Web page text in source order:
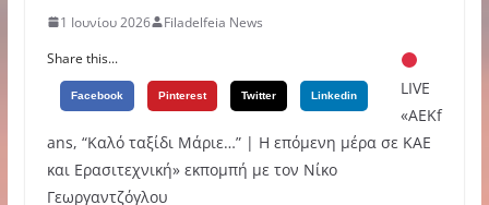
1 Ιουνίου 2026
Filadelfeia News
Share this...
Facebook Pinterest Twitter Linkedin
LIVE
«ΑΕΚf
ans, “Καλό ταξίδι Μάριε…” | Η επόμενη μέρα σε ΚΑΕ
και Ερασιτεχνική» εκπομπή με τον Νίκο
Γεωργαντζόγλου